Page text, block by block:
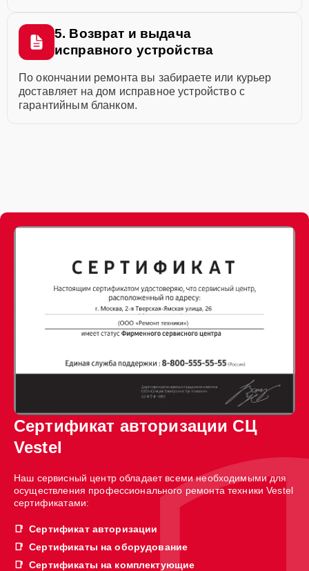
5. Возврат и выдача
исправного устройства
По окончании ремонта вы забираете или курьер
доставляет на дом исправное устройство с
гарантийным бланком.
Сертификат авторизации СЦ
Vestel
Наш сервисный центр обладает всеми необходимыми для
осуществления профессионального ремонта техники Vestel
сертификатами:
Сертификат авторизации
Сертификаты на оборудование
Сертификаты на комплектующие